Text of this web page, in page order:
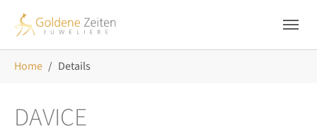
Home Details
DAVICE